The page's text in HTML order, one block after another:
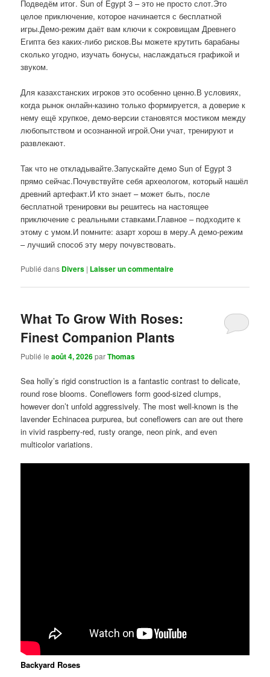
Подведём итог. Sun of Egypt 3 – это не просто слот.Это
целое приключение, которое начинается с бесплатной
игры.Демо-режим даёт вам ключи к сокровищам Древнего
Египта без каких-либо рисков.Вы можете крутить барабаны
сколько угодно, изучать бонусы, наслаждаться графикой и
звуком.
Для казахстанских игроков это особенно ценно.В условиях,
когда рынок онлайн-казино только формируется, а доверие к
нему ещё хрупкое, демо-версии становятся мостиком между
любопытством и осознанной игрой.Они учат, тренируют и
развлекают.
Так что не откладывайте.Запускайте демо Sun of Egypt 3
прямо сейчас.Почувствуйте себя археологом, который нашёл
древний артефакт.И кто знает – может быть, после
бесплатной тренировки вы решитесь на настоящее
приключение с реальными ставками.Главное – подходите к
этому с умом.И помните: азарт хорош в меру.А демо-режим
– лучший способ эту меру почувствовать.
Publié dans Divers | Laisser un commentaire
What To Grow With Roses:
Finest Companion Plants
Publié leaoût 4, 2026parThomas
Sea holly’s rigid construction is a fantastic contrast to delicate,
round rose blooms. Coneflowers form good-sized clumps,
however don’t unfold aggressively. The most well-known is the
lavender Echinacea purpurea, but coneflowers can are out there
in vivid raspberry-red, rusty orange, neon pink, and even
multicolor variations.
Backyard Roses